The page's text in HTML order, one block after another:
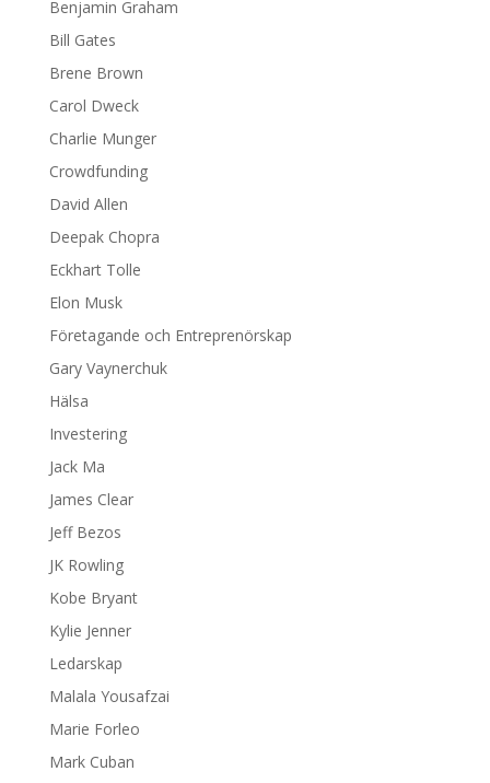
Benjamin Graham
Bill Gates
Brene Brown
Carol Dweck
Charlie Munger
Crowdfunding
David Allen
Deepak Chopra
Eckhart Tolle
Elon Musk
Företagande och Entreprenörskap
Gary Vaynerchuk
Hälsa
Investering
Jack Ma
James Clear
Jeff Bezos
JK Rowling
Kobe Bryant
Kylie Jenner
Ledarskap
Malala Yousafzai
Marie Forleo
Mark Cuban